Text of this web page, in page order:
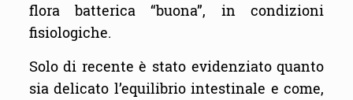
flora batterica “buona”, in condizioni
fisiologiche.
Solo di recente è stato evidenziato quanto
sia delicato l’equilibrio intestinale e come,